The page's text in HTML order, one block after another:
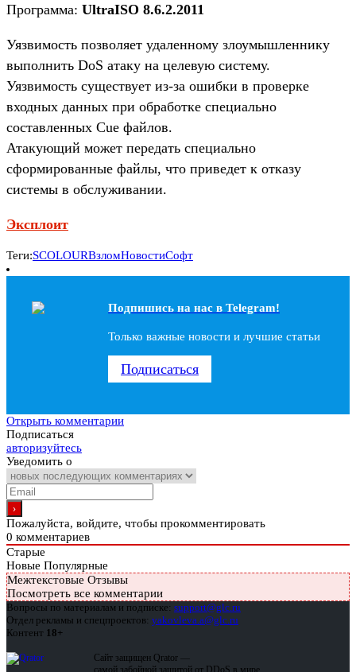
Программа: UltraISO 8.6.2.2011
Уязвимость позволяет удаленному злоумышленнику
выполнить DoS атаку на целевую систему.
Уязвимость существует из-за ошибки в проверке
входных данных при обработке специально
составленных Cue файлов.
Атакующий может передать специально
сформированные файлы, что приведет к отказу
системы в обслуживании.
Эксплоит
Теги:SCOLOURВзломНовостиСофт
Подпишись на наc в Telegram!
Только важные новости и лучшие статьи
Подписаться
Открыть комментарии
Подписаться
авторизуйтесь
Уведомить о
Пожалуйста, войдите, чтобы прокомментировать
0 комментариев
Старые
Новые Популярные
Межтекстовые Отзывы
Посмотреть все комментарии
Вопросы по материалам и подписке: support@glc.ru
Отдел рекламы и спецпроектов: yakovleva.a@glc.ru
Контент 18+
Сайт защищен Qrator —